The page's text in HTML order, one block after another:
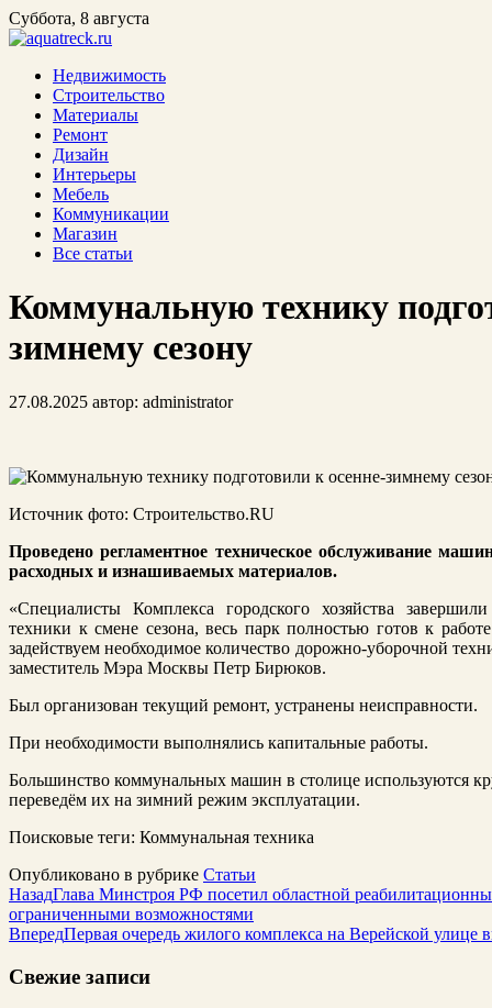
Суббота, 8 августа
Недвижимость
Строительство
Материалы
Ремонт
Дизайн
Интерьеры
Мебель
Коммуникации
Магазин
Все статьи
Коммунальную технику
зимнему сезону
27.08.2025 автор: administrator
Источник фото: Строительство.RU
Проведено регламентное техническое обслуживание
расходных и изнашиваемых материалов.
«Специалисты Комплекса городского хозяйства
техники к смене сезона, весь парк полностью готов к
задействуем необходимое количество дорожно-уборочной
заместитель Мэра Москвы Петр Бирюков.
Был организован текущий ремонт, устранены неисправности.
При необходимости выполнялись капитальные работы.
Большинство коммунальных машин в столице используются
переведём их на зимний режим эксплуатации.
Поисковые теги: Коммунальная техника
Опубликовано в рубрике Статьи
НазадГлава Минстроя РФ посетил областной
ограниченными возможностями
ВпередПервая очередь жилого комплекса на Верейской
Свежие записи